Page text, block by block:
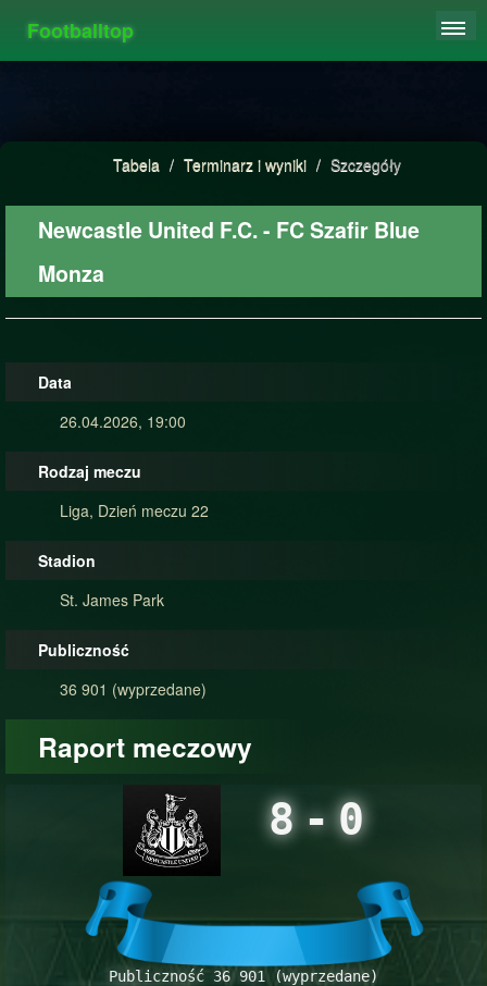
Footballtop
STATYSTYKI
Tabela / Terminarz i wyniki / Szczegóły
Newcastle United F.C. - FC Szafir Blue
Monza
Data
26.04.2026, 19:00
Rodzaj meczu
Liga, Dzień meczu 22
Stadion
St. James Park
Publiczność
36 901 (wyprzedane)
Raport meczowy
8 -0
Publiczność 36 901 (wyprzedane)